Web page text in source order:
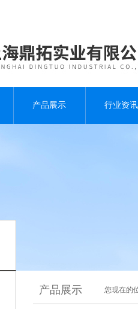
产品展示 行业资讯
产品展示 您现在的